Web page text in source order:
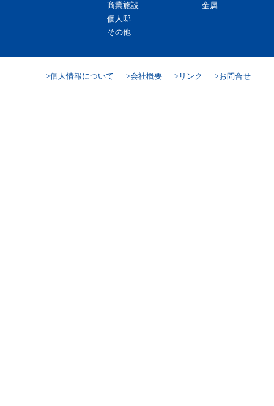
商業施設
個人邸
その他
金属
個人情報について 会社概要 リンク お問合せ